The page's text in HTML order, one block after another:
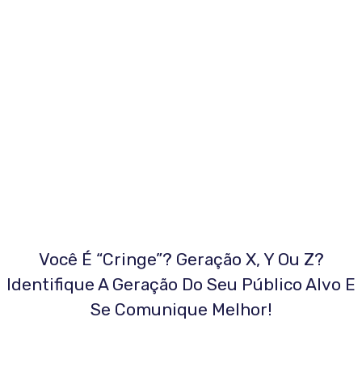
Você É “cringe”? Geração X, Y Ou Z?
Identifique A Geração Do Seu Público Alvo E
Se Comunique Melhor!